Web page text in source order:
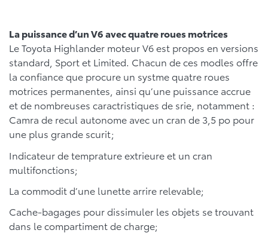
La puissance d’un V6 avec quatre roues motrices
Le Toyota Highlander moteur V6 est propos en versions
standard, Sport et Limited. Chacun de ces modles offre
la confiance que procure un systme quatre roues
motrices permanentes, ainsi qu’une puissance accrue
et de nombreuses caractristiques de srie, notamment :
Camra de recul autonome avec un cran de 3,5 po pour
une plus grande scurit;
Indicateur de temprature extrieure et un cran
multifonctions;
La commodit d’une lunette arrire relevable;
Cache-bagages pour dissimuler les objets se trouvant
dans le compartiment de charge;